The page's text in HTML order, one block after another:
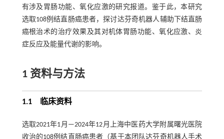
有涉及胃肠功能、氧化应激的研究报道。鉴于此，本研究
选取108例结直肠癌患者，探讨达芬奇机器人辅助下结直肠
癌根治术的治疗效果及其对机体胃肠功能、氧化应激、炎
症反应及能量代谢的影响。
1 资料与方法
1.1 临床资料
选取2021年1月—2024年12月上海中医药大学附属曙光医院
收治的108例结直肠癌患者（基于本团队达芬奇机器人手术